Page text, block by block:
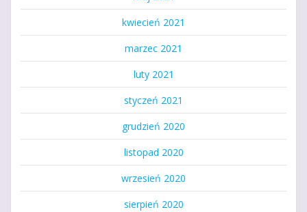
kwiecień 2021
marzec 2021
luty 2021
styczeń 2021
grudzień 2020
listopad 2020
wrzesień 2020
sierpień 2020